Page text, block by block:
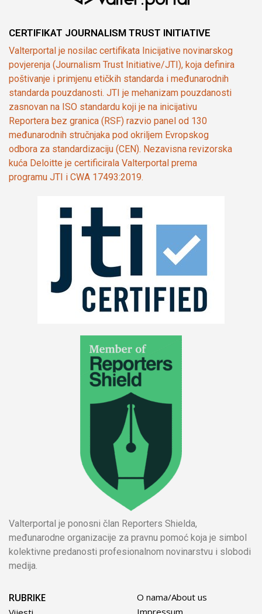
CERTIFIKAT JOURNALISM TRUST INITIATIVE
Valterportal je nosilac certifikata Inicijative novinarskog
povjerenja (Journalism Trust Initiative/JTI), koja definira
poštivanje i primjenu etičkih standarda i međunarodnih
standarda pouzdanosti. JTI je mehanizam pouzdanosti
zasnovan na ISO standardu koji je na inicijativu
Reportera bez granica (RSF) razvio panel od 130
međunarodnih stručnjaka pod okriljem Evropskog
odbora za standardizaciju (CEN). Nezavisna revizorska
kuća Deloitte je certificirala Valterportal prema
programu JTI i CWA 17493:2019.
Valterportal je ponosni član Reporters Shielda,
međunarodne organizacije za pravnu pomoć koja je simbol
kolektivne predanosti profesionalnom novinarstvu i slobodi
medija.
RUBRIKE
O nama/About us